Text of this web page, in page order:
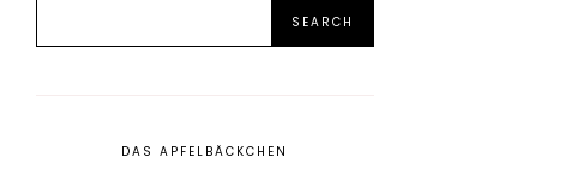
DAS APFELBÄCKCHEN